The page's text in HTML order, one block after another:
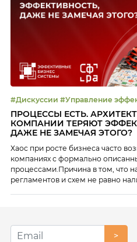
#Дискуссии #Управление
ПРОЦЕССЫ ЕСТЬ.
КОМПАНИИ ТЕРЯЮТ
ДАЖЕ НЕ ЗАМЕЧАЯ ЭТОГО?
Хаос при росте бизнеса часто
компаниях с формально
процессами.Причина в том, что
регламентов и схем не равно
руководитель проектов,
>